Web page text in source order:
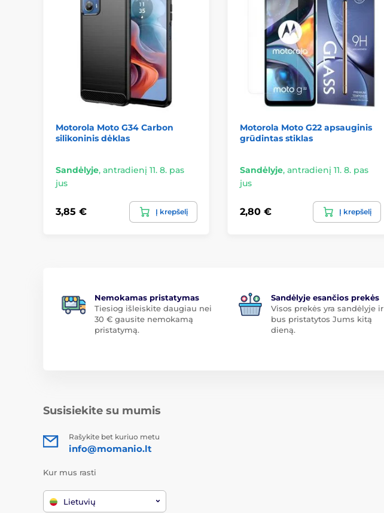
Motorola Moto G34 Carbon
silikoninis dėklas
Sandėlyje, antradienį 11. 8. pas
jus
3,85 € Į krepšelį
Motorola Moto G22 apsauginis
grūdintas stiklas
Sandėlyje, antradienį 11. 8. pas
jus
2,80 € Į krepšelį
Nemokamas pristatymas
Tiesiog išleiskite daugiau nei
30 € gausite nemokamą
pristatymą.
Sandėlyje esančios prekės
Visos prekės yra sandėlyje ir
bus pristatytos Jums kitą
dieną.
Susisiekite su mumis
Rašykite bet kuriuo metu
info@momanio.lt
Kur mus rasti
Lietuvių